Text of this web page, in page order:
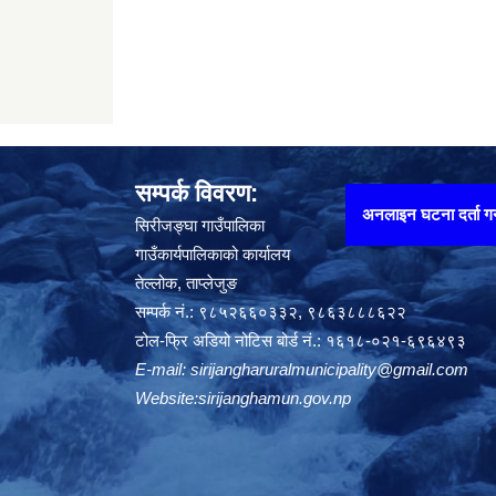
अनलाइन घटना दर्ता गर्न यहाँ थिच्नुहोस् !!
सम्पर्क विवरण:
सिरीजङ्घा गाउँपालिका
गाउँकार्यपालिकाको कार्यालय
तेल्लोक, ताप्लेजुङ
सम्पर्क नं.: ९८५२६६०३३२, ९८६३८८८६२२
टोल-फ्रि अडियो नोटिस बोर्ड नं.: १६१८-०२१-६९६४९३
E-mail:sirijangharuralmunicipality@gmail.com
Website:sirijanghamun.gov.np